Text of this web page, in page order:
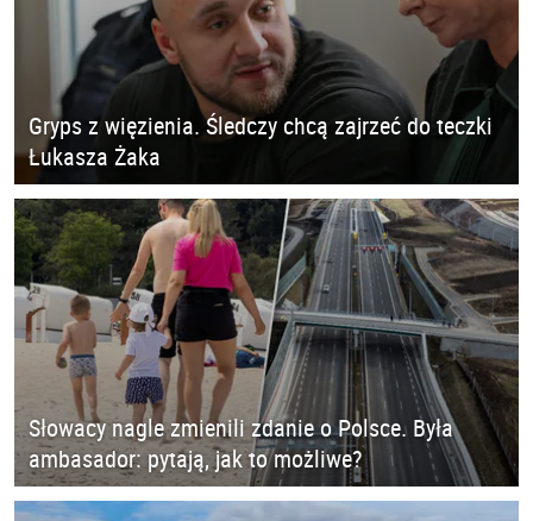
Gryps z więzienia. Śledczy chcą zajrzeć do teczki
Łukasza Żaka
Słowacy nagle zmienili zdanie o Polsce. Była
ambasador: pytają, jak to możliwe?